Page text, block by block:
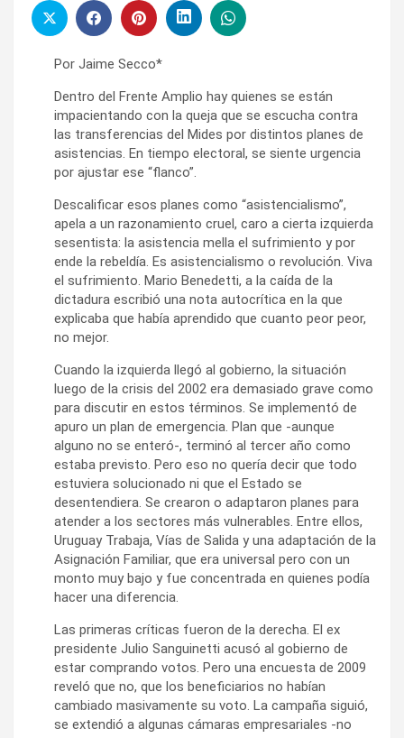
Por Jaime Secco*
Dentro del Frente Amplio hay quienes se están
impacientando con la queja que se escucha contra
las transferencias del Mides por distintos planes de
asistencias. En tiempo electoral, se siente urgencia
por ajustar ese “flanco”.
Descalificar esos planes como “asistencialismo”,
apela a un razonamiento cruel, caro a cierta izquierda
sesentista: la asistencia mella el sufrimiento y por
ende la rebeldía. Es asistencialismo o revolución. Viva
el sufrimiento. Mario Benedetti, a la caída de la
dictadura escribió una nota autocrítica en la que
explicaba que había aprendido que cuanto peor peor,
no mejor.
Cuando la izquierda llegó al gobierno, la situación
luego de la crisis del 2002 era demasiado grave como
para discutir en estos términos. Se implementó de
apuro un plan de emergencia. Plan que -aunque
alguno no se enteró-, terminó al tercer año como
estaba previsto. Pero eso no quería decir que todo
estuviera solucionado ni que el Estado se
desentendiera. Se crearon o adaptaron planes para
atender a los sectores más vulnerables. Entre ellos,
Uruguay Trabaja, Vías de Salida y una adaptación de la
Asignación Familiar, que era universal pero con un
monto muy bajo y fue concentrada en quienes podía
hacer una diferencia.
Las primeras críticas fueron de la derecha. El ex
presidente Julio Sanguinetti acusó al gobierno de
estar comprando votos. Pero una encuesta de 2009
reveló que no, que los beneficiarios no habían
cambiado masivamente su voto. La campaña siguió,
se extendió a algunas cámaras empresariales -no